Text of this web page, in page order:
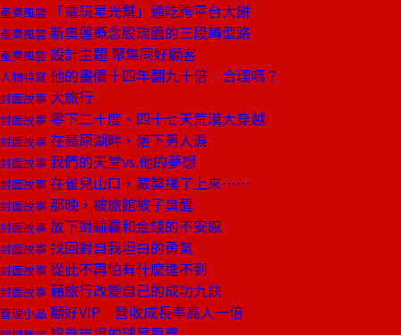
產業風雲 「電玩星光幫」通吃跨平台大餅
產業風雲 新奧運概念股琉園的三段轉型路
產業風雲 設計主題 聚集同好顧客
人物特寫 他的畫價十四年翻九十倍 合理嗎？
封面故事 大旅行
封面故事 零下二十度、四十七天荒漠大穿越
封面故事 在高原湖畔，落下男人淚
封面故事 我們的天堂vs.他的夢想
封面故事 在雀兒山口，藏獒撲了上來……
封面故事 那晚，被旅館被子臭醒
封面故事 放下對輸贏和金錢的不安感
封面故事 找回對自我坦白的勇氣
封面故事 從此不再怕有什麼達不到
封面故事 藉旅行改變自己的成功九訣
管理小品 顧好VIP 營收成長率高人一倍